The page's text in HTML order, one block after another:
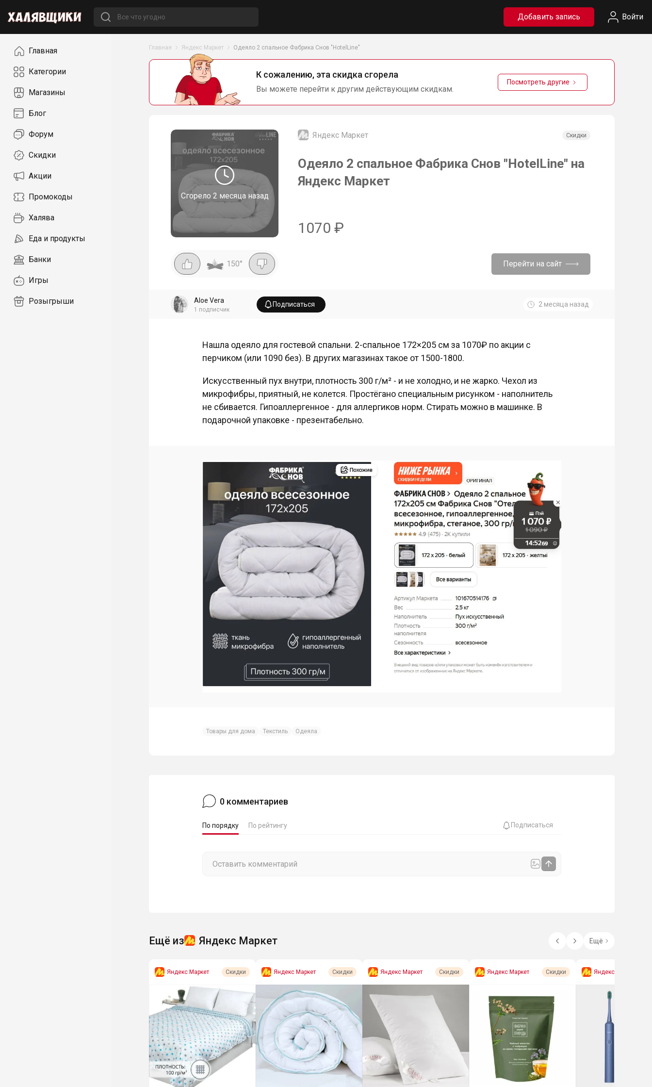
Добавить запись Войти
НавигацияГлавная
Категории
Магазины
Блог
Форум
Скидки
Акции
Промокоды
Халява
Еда и продукты
Банки
Игры
Розыгрыши
Главная Яндекс Маркет Одеяло 2 спальное Фабрика Снов "HotelLine"
К сожалению, эта скидка сгорела
Вы можете перейти к другим действующим скидкам.
Посмотреть другие
Сгорело 2 месяца назад
Яндекс Маркет Скидки
Одеяло 2 спальное Фабрика Снов "HotelLine" на
Яндекс Маркет
1070 ₽
150° Перейти на сайт
Aloe Vera
1 подписчик
Подписаться 2 месяца назад
Нашла одеяло для гостевой спальни. 2-спальное 172×205 см за 1070₽ по акции с
перчиком (или 1090 без). В других магазинах такое от 1500-1800.
Искусственный пух внутри, плотность 300 г/м² - и не холодно, и не жарко. Чехол из
микрофибры, приятный, не колется. Простёгано специальным рисунком - наполнитель
не сбивается. Гипоаллергенное - для аллергиков норм. Стирать можно в машинке. В
подарочной упаковке - презентабельно.
Товары для дома Текстиль Одеяла
0 комментариев
По порядку По рейтингу Подписаться
Ещё из Яндекс Маркет Ещё
Яндекс Маркет Скидки Яндекс Маркет Скидки Яндекс Маркет Скидки Яндекс Маркет Скидки Яндекс Маркет